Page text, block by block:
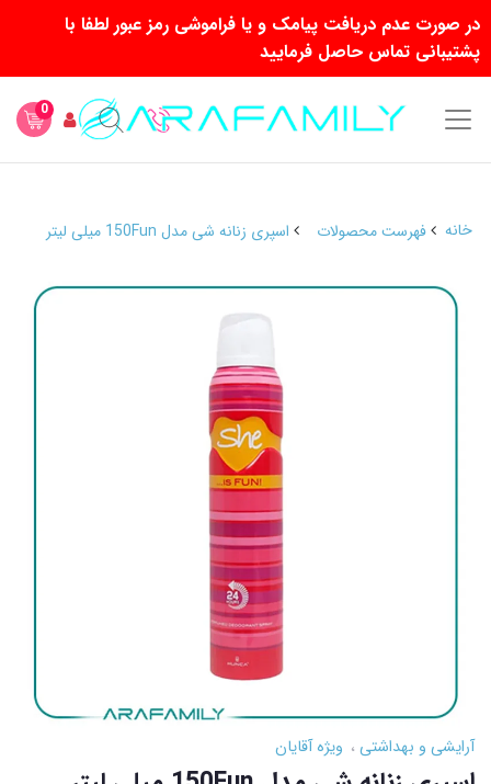
در صورت عدم دریافت پیامک و یا فراموشی رمز عبور لطفا با
پشتیبانی تماس حاصل فرمایید
0
خانه فهرست محصولات اسپری زنانه شی مدل 150Fun میلی لیتر
آرایشی و بهداشتی ویژه آقایان